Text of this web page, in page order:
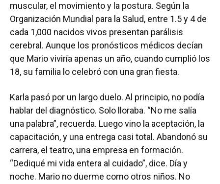
muscular, el movimiento y la postura. Según la
Organización Mundial para la Salud, entre 1.5 y 4 de
cada 1,000 nacidos vivos presentan parálisis
cerebral. Aunque los pronósticos médicos decían
que Mario viviría apenas un año, cuando cumplió los
18, su familia lo celebró con una gran fiesta.
Karla pasó por un largo duelo. Al principio, no podía
hablar del diagnóstico. Solo lloraba. “No me salía
una palabra”, recuerda. Luego vino la aceptación, la
capacitación, y una entrega casi total. Abandonó su
carrera, el teatro, una empresa en formación.
“Dediqué mi vida entera al cuidado”, dice. Día y
noche. Mario no duerme como otros niños. No